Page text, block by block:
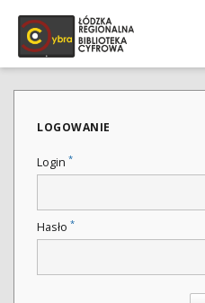
LOGOWANIE
Login *
Hasło *